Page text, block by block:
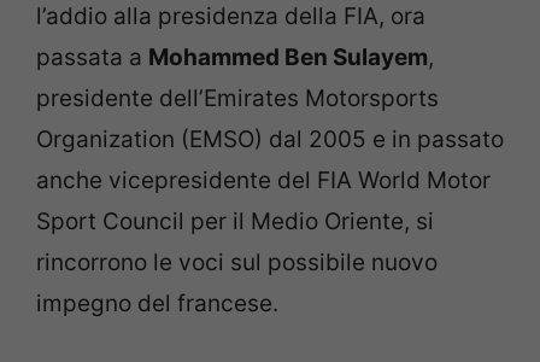
l’addio alla presidenza della FIA, ora
passata a Mohammed Ben Sulayem,
presidente dell’Emirates Motorsports
Organization (EMSO) dal 2005 e in passato
anche vicepresidente del FIA World Motor
Sport Council per il Medio Oriente, si
rincorrono le voci sul possibile nuovo
impegno del francese.